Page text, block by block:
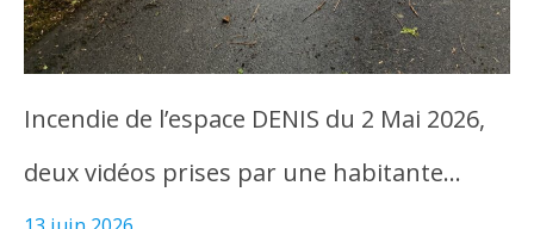
Incendie de l’espace DENIS du 2 Mai 2026,
deux vidéos prises par une habitante…